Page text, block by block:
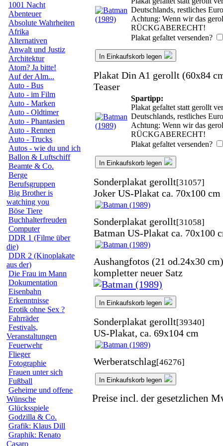
1001 Nacht
Abenteuer
Absolute Wahrheiten
Afrika
Alternativen
Anwalt und Justiz
Architektur
Atom? Ja bitte!
Auf der Alm...
Auto - Bus
Auto - im Film
Auto - Marken
Auto - Oldtimer
Auto - Phantasien
Auto - Rennen
Auto - Trucks
Autos - wie du und ich
Ballon & Luftschiff
Beamte & Co.
Berge
Berufsgruppen
Big Brother is
watching you
Böse Tiere
Buchhalterfreuden
Computer
DDR 1 (Filme über
die)
DDR 2 (Kinoplakate
aus der)
Die Frau im Mann
Dokumentation
Eisenbahn
Erkenntnisse
Erotik ohne Sex ?
Fahrräder
Festivals,
Veranstaltungen
Feuerwehr
Flieger
Fotographie
Frauen unter sich
Fußball
Geheime und offene
Wünsche
Glücksspiele
Godzilla & Co.
Grafik: Klaus Dill
Graphik: Renato
Casaro
Deutschlands, restliches
Achtung: Wenn wir das
RÜCKGABERECHT!
Plakat gefaltet versenden?
In Einkaufskorb legen
Plakat Din A1 gerollt (60x84
Teaser
Spartipp:
Plakat gefaltet statt gerollt
Deutschlands, restliches
Achtung: Wenn wir das
RÜCKGABERECHT!
Plakat gefaltet versenden?
In Einkaufskorb legen
Sonderplakat gerollt[31057]
Joker US-Plakat ca. 70x100 cm
Sonderplakat gerollt[31058]
Batman US-Plakat ca. 70x100
Aushangfotos (21 od.24x30 cm)
kompletter neuer Satz
In Einkaufskorb legen
Sonderplakat gerollt[39340]
US-Plakat, ca. 69x104 cm
Werberatschlag[46276]
In Einkaufskorb legen
Preise incl. der gesetzlichen